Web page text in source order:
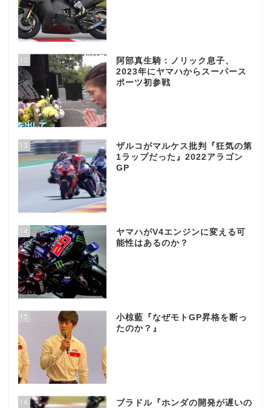
12
阿部真生騎：ノリック息子、
2023年にヤマハからスーパース
ポーツ初参戦
13
ザルコがマルケス批判『狂気の第
1ラップだった』2022アラゴン
GP
14
ヤマハがV4エンジンに変える可
能性はあるのか？
15
小椋藍『なぜモトGP昇格を断っ
たのか？』
16 ブラドル『ホンダの開発が遅いの